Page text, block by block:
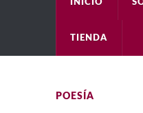
INICIO
TIENDA
POESÍA